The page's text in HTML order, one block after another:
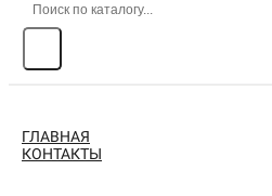
ГЛАВНАЯ
КОНТАКТЫ